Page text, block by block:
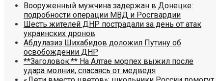
Вооруженный мужчина задержан в Донецке:
подробности операции МВД и Росгвардии
Шесть жителей ДНР пострадали за день от атак
украинских дронов
Абдулазиз Шихабидов доложил Путину об
освобождении ДНР
**Заголовок:** На Алтае морпех выжил после
удара молнии, спасаясь от медведя